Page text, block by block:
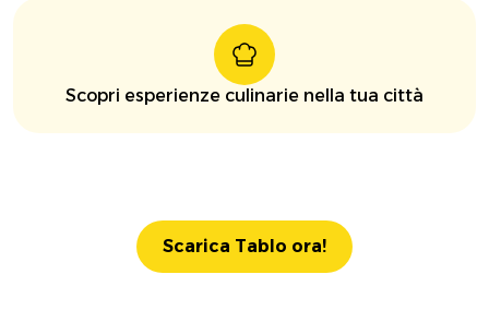
Scopri esperienze culinarie nella tua città
Scarica Tablo ora!